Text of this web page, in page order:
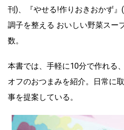
刊)、『やせる!作りおきおかず
調子を整える おいしい野菜スー
数。
本書では、手軽に10分で作れる
オフのおつまみを紹介。日常に
事を提案している。